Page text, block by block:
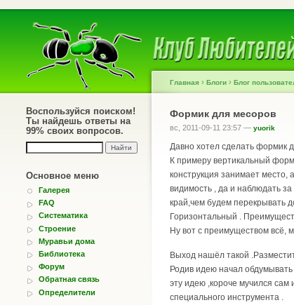
Воспользуйся поиском!
Ты найдешь ответы на
99% своих вопросов.
Основное меню
Галерея
FAQ
Систематика
Строение
Муравьи дома
Библиотека
Форум
Обратная связь
Определители
Главная › Блоги › Блог
Формик для месоров
вс, 2011-09-11 23:57 — yuorik
Давно хотел сделать формик
К примеру вертикальный
конструкция занимает место,
видимость , да и наблюдать
край,чем будем перекрывать
Горизонтальный .
Ну вот с преимуществом всё,
Выход нашёл такой
Родив идею начал
эту идею ,короче мучился сам
специального инструмента .